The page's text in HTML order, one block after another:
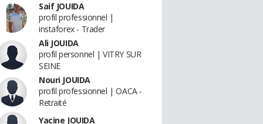
Saif JOUIDA
profil professionnel |
instaforex - Trader
Ali JOUIDA
profil personnel | VITRY SUR
SEINE
Nouri JOUIDA
profil professionnel | OACA -
Retraité
Yacine JOUIDA